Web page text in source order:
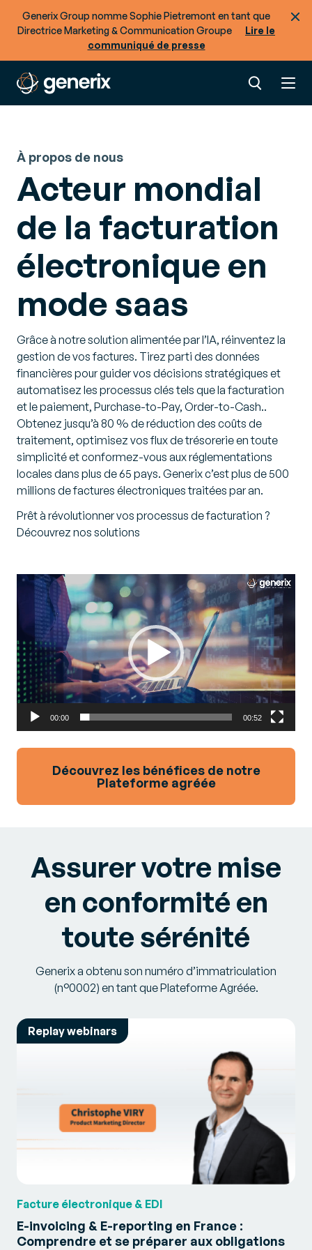
Generix Group nomme Sophie Pietremont en tant que
Directrice Marketing & Communication Groupe
Lire le
communiqué de presse
À propos de nous
Acteur mondial
de la facturation
électronique en
mode saas
Grâce à notre solution alimentée par l’IA, réinventez la
gestion de vos factures. Tirez parti des données
financières pour guider vos décisions stratégiques et
automatisez les processus clés tels que la facturation
et le paiement, Purchase-to-Pay, Order-to-Cash..
Obtenez jusqu’à 80 % de réduction des coûts de
traitement, optimisez vos flux de trésorerie en toute
simplicité et conformez-vous aux réglementations
locales dans plus de 65 pays. Generix c’est plus de 500
millions de factures électroniques traitées par an.
Prêt à révolutionner vos processus de facturation ?
Découvrez nos solutions
Video
Player
00:00 00:52
Découvrez les bénéfices de notre
Plateforme agréée
Assurer votre mise
en conformité en
toute sérénité
Generix a obtenu son numéro d’immatriculation
(n°0002) en tant que Plateforme Agréée.
Replay webinars
Facture électronique & EDI
E-invoicing & E-reporting en France :
Comprendre et se préparer aux obligations